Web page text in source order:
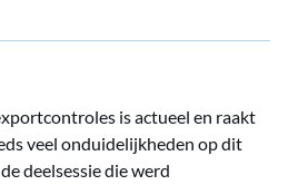
is actueel en raakt
veel onduidelijkheden op dit
deelsessie die werd